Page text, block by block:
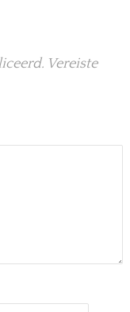
Vereiste